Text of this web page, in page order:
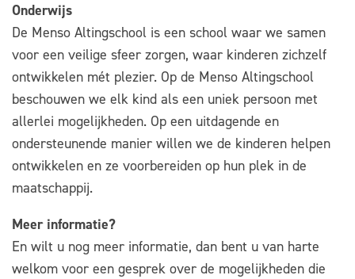
Onderwijs
De Menso Altingschool is een school waar we samen
voor een veilige sfeer zorgen, waar kinderen zichzelf
ontwikkelen mét plezier. Op de Menso Altingschool
beschouwen we elk kind als een uniek persoon met
allerlei mogelijkheden. Op een uitdagende en
ondersteunende manier willen we de kinderen helpen
ontwikkelen en ze voorbereiden op hun plek in de
maatschappij.
Meer informatie?
En wilt u nog meer informatie, dan bent u van harte
welkom voor een gesprek over de mogelijkheden die